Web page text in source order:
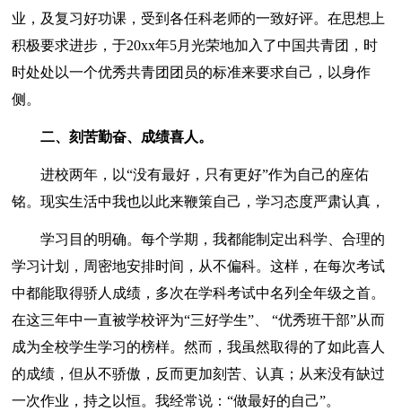
业，及复习好功课，受到各任科老师的一致好评。在思想上
积极要求进步，于20xx年5月光荣地加入了中国共青团，时
时处处以一个优秀共青团团员的标准来要求自己，以身作
侧。
二、刻苦勤奋、成绩喜人。
进校两年，以“没有最好，只有更好”作为自己的座佑
铭。现实生活中我也以此来鞭策自己，学习态度严肃认真，
学习目的明确。每个学期，我都能制定出科学、合理的
学习计划，周密地安排时间，从不偏科。这样，在每次考试
中都能取得骄人成绩，多次在学科考试中名列全年级之首。
在这三年中一直被学校评为“三好学生”、 “优秀班干部”从而
成为全校学生学习的榜样。然而，我虽然取得的了如此喜人
的成绩，但从不骄傲，反而更加刻苦、认真；从来没有缺过
一次作业，持之以恒。我经常说：“做最好的自己”。